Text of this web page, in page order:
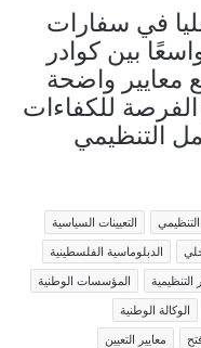
في سفارات
بين كوادر
معايير واضحة
الفرصة للكفاءات
التنظيمي
التعيينات السياسية
الدبلوماسية الفلسطينية
التنظيمية
المؤسسات الوطنية
الوكالة الوطنية
معايير التعيين